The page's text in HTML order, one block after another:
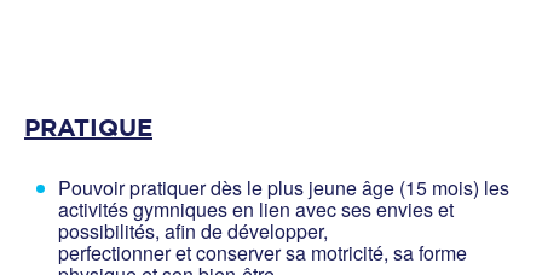
PRATIQUE
Pouvoir pratiquer dès le plus jeune âge (15 mois) les
activités gymniques en lien avec ses envies et
possibilités, afin de développer,
perfectionner et conserver sa motricité, sa forme